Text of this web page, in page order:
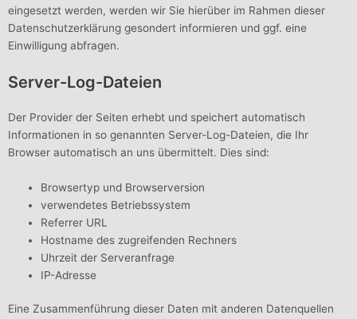
eingesetzt werden, werden wir Sie hierüber im Rahmen dieser
Datenschutzerklärung gesondert informieren und ggf. eine
Einwilligung abfragen.
Server-Log-Dateien
Der Provider der Seiten erhebt und speichert automatisch
Informationen in so genannten Server-Log-Dateien, die Ihr
Browser automatisch an uns übermittelt. Dies sind:
Browsertyp und Browserversion
verwendetes Betriebssystem
Referrer URL
Hostname des zugreifenden Rechners
Uhrzeit der Serveranfrage
IP-Adresse
Eine Zusammenführung dieser Daten mit anderen Datenquellen